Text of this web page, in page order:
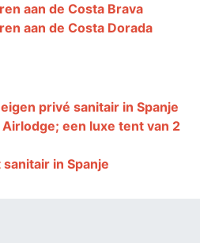
aan de Costa Brava
aan de Costa Dorada
privé sanitair in Spanje
een luxe tent van 2
in Spanje